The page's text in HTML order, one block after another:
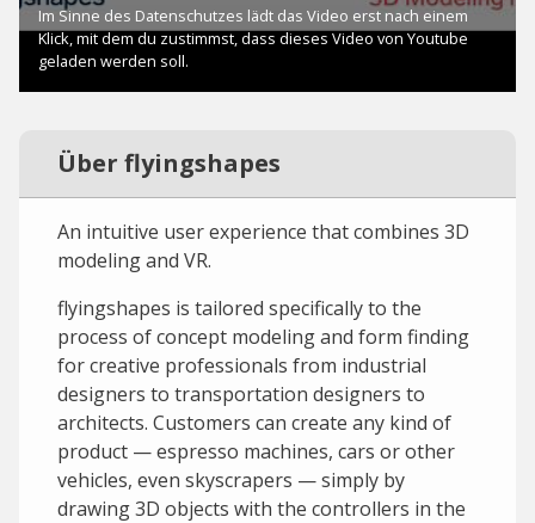
Über flyingshapes
An intuitive user experience that combines 3D
modeling and VR.
flyingshapes is tailored specifically to the
process of concept modeling and form finding
for creative professionals from industrial
designers to transportation designers to
architects. Customers can create any kind of
product — espresso machines, cars or other
vehicles, even skyscrapers — simply by
drawing 3D objects with the controllers in the